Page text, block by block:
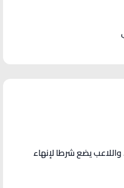
الرجاء المغربي يدرس فسخ عقد شرارة .. واللاعب يضع شرطا لإنهاء